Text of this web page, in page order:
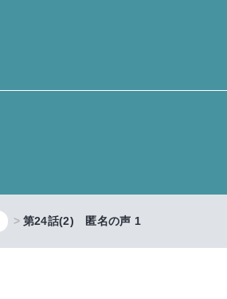
第24話(2) 匿名の声 1